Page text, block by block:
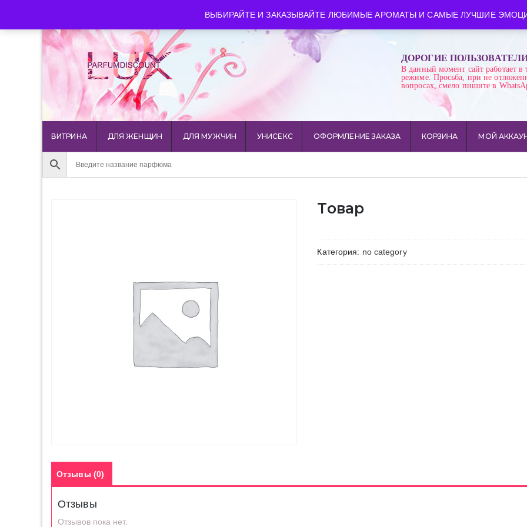
ВЫБИРАЙТЕ И ЗАКАЗЫВАЙТЕ ЛЮБИМЫЕ АРОМАТЫ И САМЫЕ ЛУЧШИЕ
+7 903 544 11 18 г. Москва Время работы: пн-сб 10:00-21:00
ДОРОГИЕ
В данный момент сайт работает в
режиме. Просьба, при не
вопросах, смело пишите в
ВИТРИНА ДЛЯ ЖЕНЩИН ДЛЯ МУЖЧИН УНИСЕКС ОФОРМЛЕНИЕ ЗАКАЗА КОРЗИНА МОЙ
Товар
Категория: no category
Отзывы (0)
Отзывы
Отзывов пока нет.